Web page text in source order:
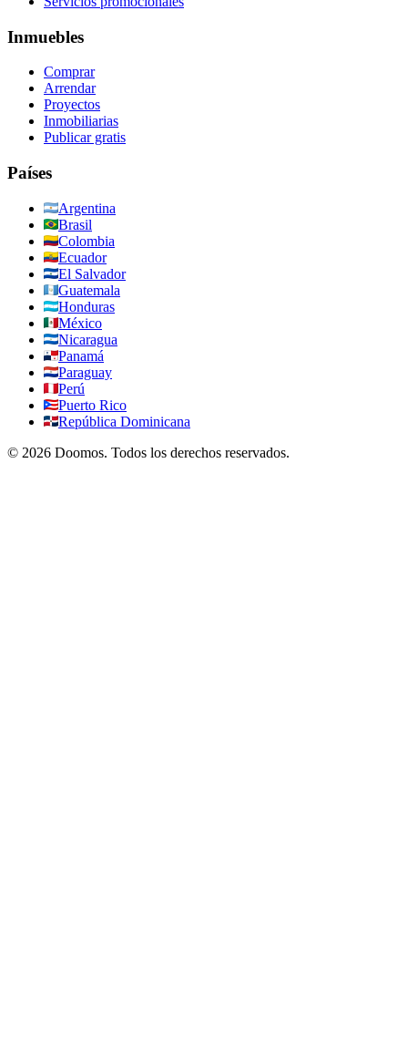
Inmuebles
Comprar
Arrendar
Proyectos
Inmobiliarias
Publicar gratis
Países
Argentina
Brasil
Colombia
Ecuador
El Salvador
Guatemala
Honduras
México
Nicaragua
Panamá
Paraguay
Perú
Puerto Rico
República Dominicana
© 2026 Doomos. Todos los derechos reservados.